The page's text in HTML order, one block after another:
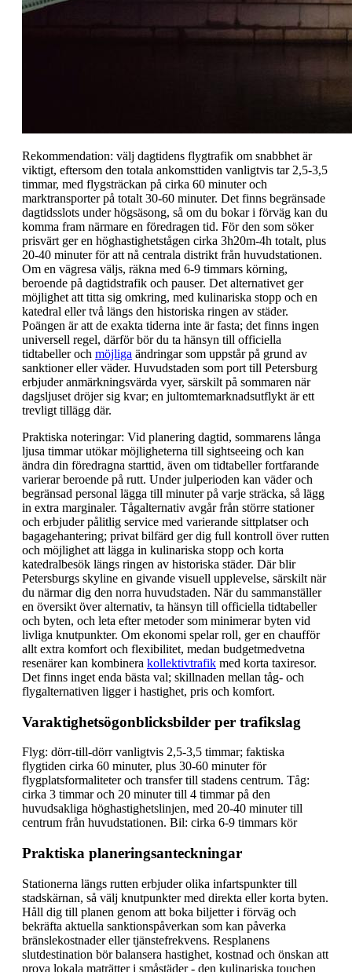
Rekommendation: välj dagtidens flygtrafik om snabbhet är
viktigt, eftersom den totala ankomsttiden vanligtvis tar 2,5-3,5
timmar, med flygsträckan på cirka 60 minuter och
marktransporter på totalt 30-60 minuter. Det finns begränsade
dagtidsslots under högsäsong, så om du bokar i förväg kan du
komma fram närmare en föredragen tid. För den som söker
prisvärt ger en höghastighetstågen cirka 3h20m-4h totalt, plus
20-40 minuter för att nå centrala distrikt från huvudstationen.
Om en vägresa väljs, räkna med 6-9 timmars körning,
beroende på dagtidstrafik och pauser. Det alternativet ger
möjlighet att titta sig omkring, med kulinariska stopp och en
katedral eller två längs den historiska ringen av städer.
Poängen är att de exakta tiderna inte är fasta; det finns ingen
universell regel, därför bör du ta hänsyn till officiella
tidtabeller och möjliga ändringar som uppstår på grund av
sanktioner eller väder. Huvudstaden som port till Petersburg
erbjuder anmärkningsvärda vyer, särskilt på sommaren när
dagsljuset dröjer sig kvar; en jultomtemarknadsutflykt är ett
trevligt tillägg där.
Praktiska noteringar: Vid planering dagtid, sommarens långa
ljusa timmar utökar möjligheterna till sightseeing och kan
ändra din föredragna starttid, även om tidtabeller fortfarande
varierar beroende på rutt. Under julperioden kan väder och
begränsad personal lägga till minuter på varje sträcka, så lägg
in extra marginaler. Tågalternativ avgår från större stationer
och erbjuder pålitlig service med varierande sittplatser och
bagagehantering; privat bilfärd ger dig full kontroll över rutten
och möjlighet att lägga in kulinariska stopp och korta
katedralbesök längs ringen av historiska städer. Där blir
Petersburgs skyline en givande visuell upplevelse, särskilt när
du närmar dig den norra huvudstaden. När du sammanställer
en översikt över alternativ, ta hänsyn till officiella tidtabeller
och byten, och leta efter metoder som minimerar byten vid
livliga knutpunkter. Om ekonomi spelar roll, ger en chaufför
allt extra komfort och flexibilitet, medan budgetmedvetna
resenärer kan kombinera kollektivtrafik med korta taxiresor.
Det finns inget enda bästa val; skillnaden mellan tåg- och
flygalternativen ligger i hastighet, pris och komfort.
Varaktighetsögonblicksbilder per trafikslag
Flyg: dörr-till-dörr vanligtvis 2,5-3,5 timmar; faktiska
flygtiden cirka 60 minuter, plus 30-60 minuter för
flygplatsformaliteter och transfer till stadens centrum. Tåg:
cirka 3 timmar och 20 minuter till 4 timmar på den
huvudsakliga höghastighetslinjen, med 20-40 minuter till
centrum från huvudstationen. Bil: cirka 6-9 timmars kör
Praktiska planeringsanteckningar
Stationerna längs rutten erbjuder olika infartspunkter till
stadskärnan, så välj knutpunkter med direkta eller korta byten.
Håll dig till planen genom att boka biljetter i förväg och
bekräfta aktuella sanktionspåverkan som kan påverka
bränslekostnader eller tjänstefrekvens. Resplanens
slutdestination bör balansera hastighet, kostnad och önskan att
prova lokala maträtter i småstäder - den kulinariska touchen